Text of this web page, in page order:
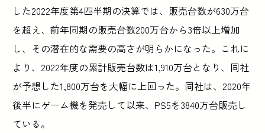
した2022年度第4四半期の決算では、販売台数が630万台
を超え、前年同期の販売台数200万台から3倍以上増加
し、その潜在的な需要の高さが明らかになった。これに
より、2022年度の累計販売台数は1,910万台となり、同社
が予想した1,800万台を大幅に上回った。同社は、2020年
後半にゲーム機を発売して以来、PS5を3840万台販売し
ている。